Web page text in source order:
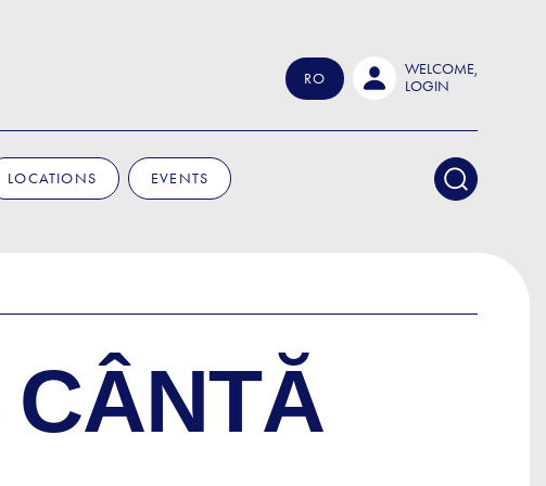
RO
WELCOME,
LOGIN
LOCATIONS EVENTS